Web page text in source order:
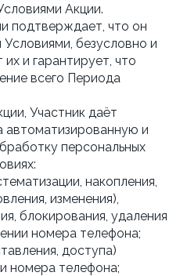
Акции.
подтверждает, что он
безусловно и
и гарантирует, что
всего Периода
Участник даёт
автоматизированную и
персональных
накопления,
изменения),
блокирования, удаления
номера телефона;
доступа)
номера телефона;